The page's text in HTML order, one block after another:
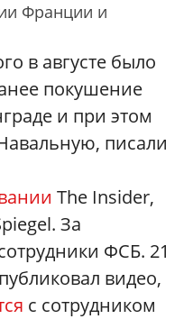
Франции и
в августе было
покушение
и при этом
писали
The Insider,
За
ФСБ. 21
видео,
с сотрудником